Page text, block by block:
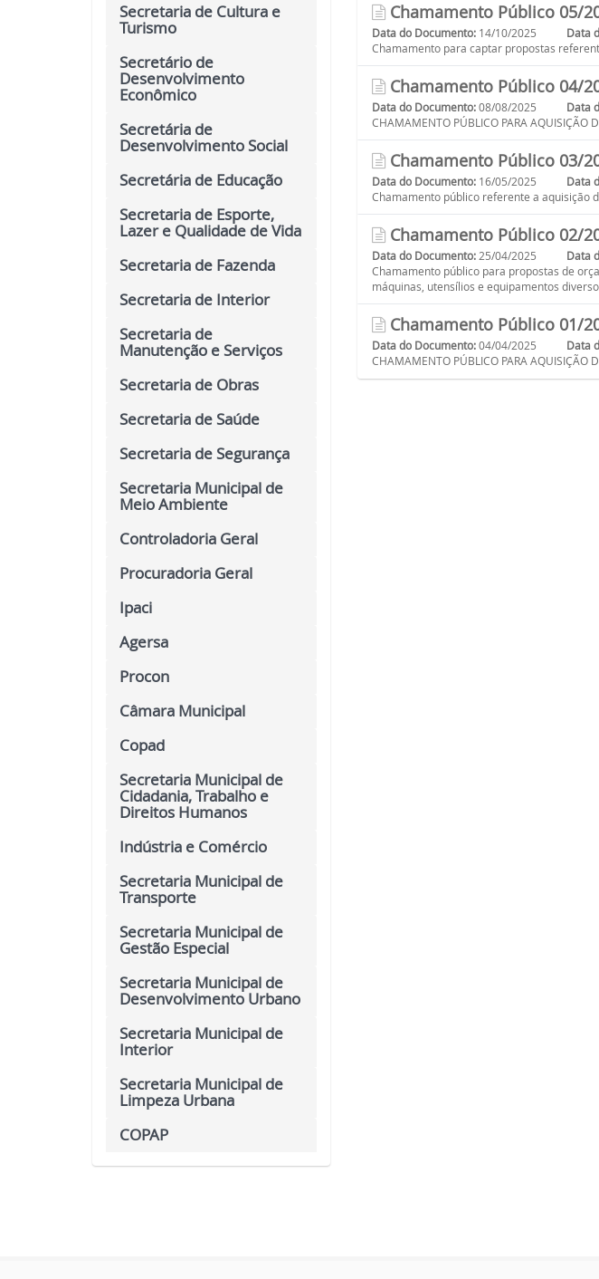
Secretaria de Cultura e
Turismo
Secretário de
Desenvolvimento
Econômico
Secretária de
Desenvolvimento Social
Secretária de Educação
Secretaria de Esporte,
Lazer e Qualidade de Vida
Secretaria de Fazenda
Secretaria de Interior
Secretaria de
Manutenção e Serviços
Secretaria de Obras
Secretaria de Saúde
Secretaria de Segurança
Secretaria Municipal de
Meio Ambiente
Controladoria Geral
Procuradoria Geral
Ipaci
Agersa
Procon
Câmara Municipal
Copad
Secretaria Municipal de
Cidadania, Trabalho e
Direitos Humanos
Indústria e Comércio
Secretaria Municipal de
Transporte
Secretaria Municipal de
Gestão Especial
Secretaria Municipal de
Desenvolvimento Urbano
Secretaria Municipal de
Interior
Secretaria Municipal de
Limpeza Urbana
COPAP
Chamamento Público 05/
Data do Documento: 14/10/2025 Data
Chamamento para captar propostas
Chamamento Público 04/
Data do Documento: 08/08/2025 Data
CHAMAMENTO PÚBLICO PARA AQUISIÇÃO
Chamamento Público 03/
Data do Documento: 16/05/2025 Data
Chamamento público referente a aquisição
Chamamento Público 02/
Data do Documento: 25/04/2025 Data
Chamamento público para propostas de
máquinas, utensílios e equipamentos
Chamamento Público 01/
Data do Documento: 04/04/2025 Data
CHAMAMENTO PÚBLICO PARA AQUISIÇÃO